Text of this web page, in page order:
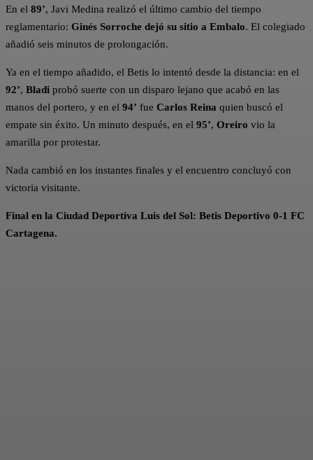
En el 89’, Javi Medina realizó el último cambio del tiempo
reglamentario: Ginés Sorroche dejó su sitio a Embalo. El colegiado
añadió seis minutos de prolongación.
Ya en el tiempo añadido, el Betis lo intentó desde la distancia: en el
92’, Bladi probó suerte con un disparo lejano que acabó en las
manos del portero, y en el 94’ fue Carlos Reina quien buscó el
empate sin éxito. Un minuto después, en el 95’, Oreiro vio la
amarilla por protestar.
Nada cambió en los instantes finales y el encuentro concluyó con
victoria visitante.
Final en la Ciudad Deportiva Luis del Sol: Betis Deportivo 0-1 FC
Cartagena.